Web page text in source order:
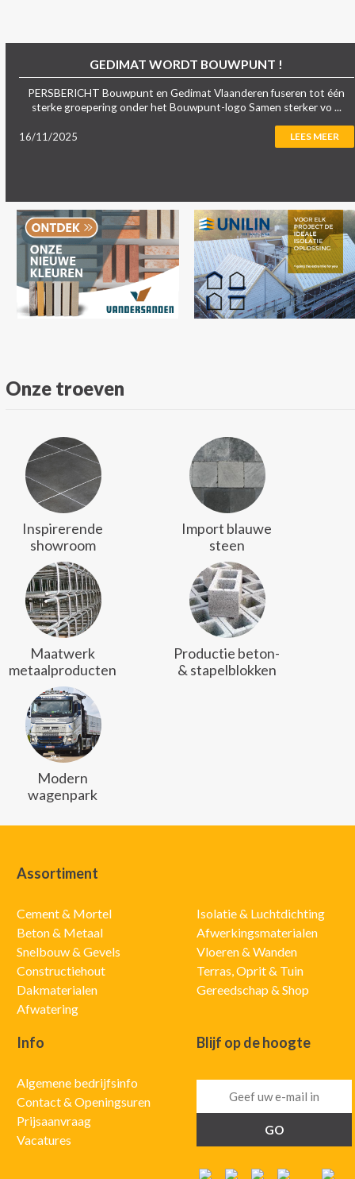
GEDIMAT WORDT BOUWPUNT !
PERSBERICHT Bouwpunt en Gedimat Vlaanderen fuseren tot één
sterke groepering onder het Bouwpunt-logo Samen sterker vo ...
16/11/2025 LEES MEER
Onze troeven
Inspirerende
showroom
Import blauwe
steen
Maatwerk
metaalproducten
Productie beton-
& stapelblokken
Modern
wagenpark
Assortiment
Cement & Mortel
Beton & Metaal
Snelbouw & Gevels
Constructiehout
Dakmaterialen
Afwatering
Isolatie & Luchtdichting
Afwerkingsmaterialen
Vloeren & Wanden
Terras, Oprit & Tuin
Gereedschap & Shop
Info
Algemene bedrijfsinfo
Contact & Openingsuren
Prijsaanvraag
Vacatures
Blijf op de hoogte